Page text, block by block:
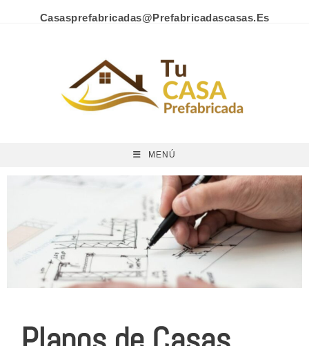
Casasprefabricadas@prefabricadascasas.es
MENÚ